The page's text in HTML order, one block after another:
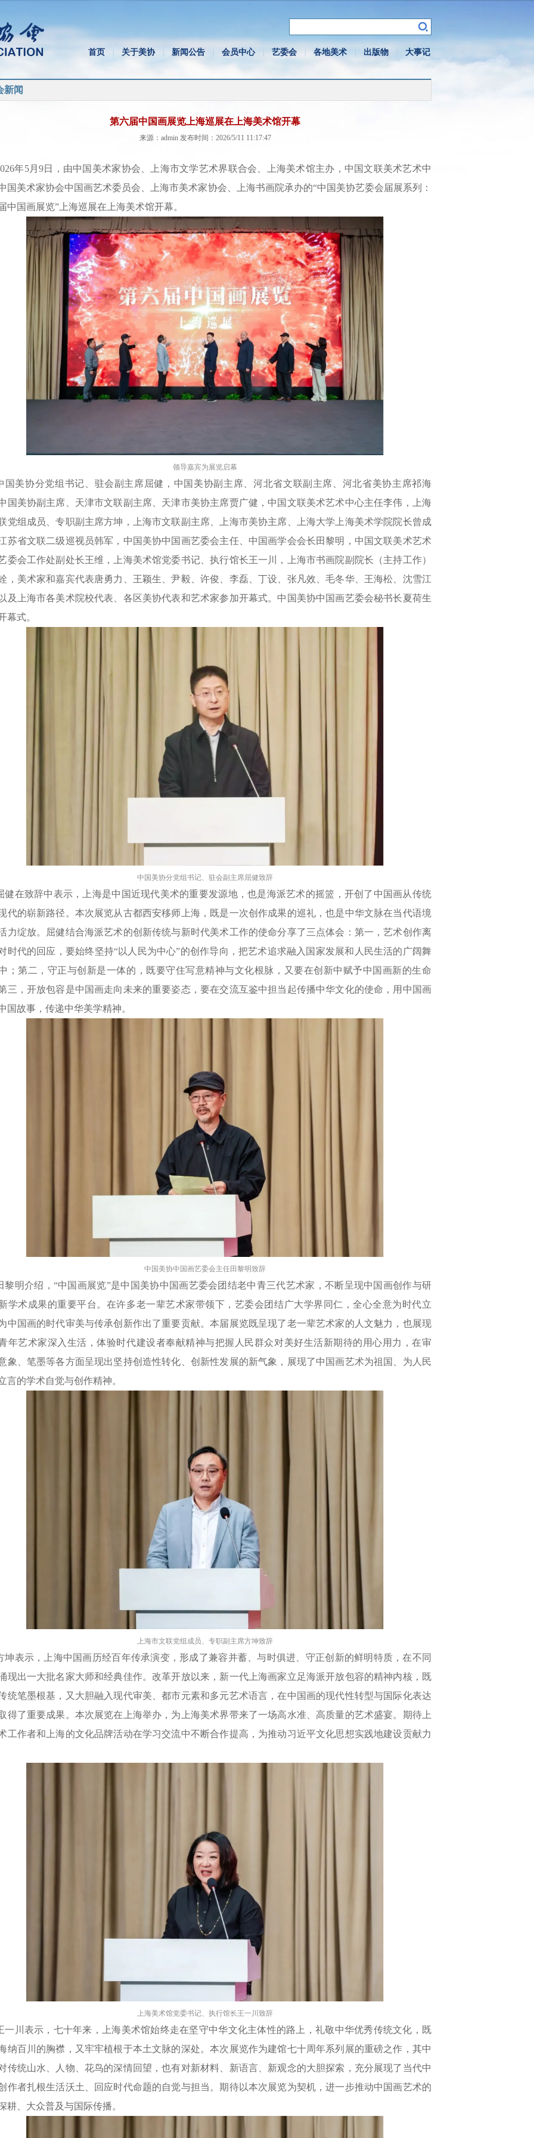
首页 关于美协 新闻公告 会员中心 艺委会 各地美术 出版物 大事记
新闻
第六届中国画展览上海巡展在上海美术馆开幕
来源：admin 发布时间：2026/5/11 11:17:47
年5月9日，由中国美术家协会、上海市文学艺术界联合会、上海美术馆主办，中国文联美术艺术中
国美术家协会中国画艺术委员会、上海市美术家协会、上海书画院承办的“中国美协艺委会届展系列：
中国画展览”上海巡展在上海美术馆开幕。
领导嘉宾为展览启幕
国美协分党组书记、驻会副主席屈健，中国美协副主席、河北省文联副主席、河北省美协主席祁海
国美协副主席、天津市文联副主席、天津市美协主席贾广健，中国文联美术艺术中心主任李伟，上海
党组成员、专职副主席方坤，上海市文联副主席、上海市美协主席、上海大学上海美术学院院长曾成
苏省文联二级巡视员韩军，中国美协中国画艺委会主任、中国画学会会长田黎明，中国文联美术艺术
委会工作处副处长王维，上海美术馆党委书记、执行馆长王一川，上海市书画院副院长（主持工作）
，美术家和嘉宾代表唐勇力、王颖生、尹毅、许俊、李磊、丁设、张凡效、毛冬华、王海松、沈雪江
及上海市各美术院校代表、各区美协代表和艺术家参加开幕式。中国美协中国画艺委会秘书长夏荷生
幕式。
中国美协分党组书记、驻会副主席屈健致辞
健在致辞中表示，上海是中国近现代美术的重要发源地，也是海派艺术的摇篮，开创了中国画从传统
代的崭新路径。本次展览从古都西安移师上海，既是一次创作成果的巡礼，也是中华文脉在当代语境
力绽放。屈健结合海派艺术的创新传统与新时代美术工作的使命分享了三点体会：第一，艺术创作离
时代的回应，要始终坚持“以人民为中心”的创作导向，把艺术追求融入国家发展和人民生活的广阔舞
；第二，守正与创新是一体的，既要守住写意精神与文化根脉，又要在创新中赋予中国画新的生命
三，开放包容是中国画走向未来的重要姿态，要在交流互鉴中担当起传播中华文化的使命，用中国画
国故事，传递中华美学精神。
中国美协中国画艺委会主任田黎明致辞
黎明介绍，“中国画展览”是中国美协中国画艺委会团结老中青三代艺术家，不断呈现中国画创作与研
学术成果的重要平台。在许多老一辈艺术家带领下，艺委会团结广大学界同仁，全心全意为时代立
中国画的时代审美与传承创新作出了重要贡献。本届展览既呈现了老一辈艺术家的人文魅力，也展现
年艺术家深入生活，体验时代建设者奉献精神与把握人民群众对美好生活新期待的用心用力，在审
象、笔墨等各方面呈现出坚持创造性转化、创新性发展的新气象，展现了中国画艺术为祖国、为人民
言的学术自觉与创作精神。
上海市文联党组成员、专职副主席方坤致辞
坤表示，上海中国画历经百年传承演变，形成了兼容并蓄、与时俱进、守正创新的鲜明特质，在不同
现出一大批名家大师和经典佳作。改革开放以来，新一代上海画家立足海派开放包容的精神内核，既
统笔墨根基，又大胆融入现代审美、都市元素和多元艺术语言，在中国画的现代性转型与国际化表达
得了重要成果。本次展览在上海举办，为上海美术界带来了一场高水准、高质量的艺术盛宴。期待上
工作者和上海的文化品牌活动在学习交流中不断合作提高，为推动习近平文化思想实践地建设贡献力
上海美术馆党委书记、执行馆长王一川致辞
一川表示，七十年来，上海美术馆始终走在坚守中华文化主体性的路上，礼敬中华优秀传统文化，既
纳百川的胸襟，又牢牢植根于本土文脉的深处。本次展览作为建馆七十周年系列展的重磅之作，其中
传统山水、人物、花鸟的深情回望，也有对新材料、新语言、新观念的大胆探索，充分展现了当代中
作者扎根生活沃土、回应时代命题的自觉与担当。期待以本次展览为契机，进一步推动中国画艺术的
耕、大众普及与国际传播。